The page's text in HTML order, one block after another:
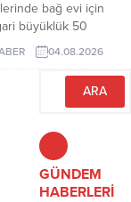
bağ evi için
büyüklük 50
dönüme indirildi.
izinsiz bungalovları
yasallaştırmıyor.
04.08.2026
GÜNDEM
HABERLERİ